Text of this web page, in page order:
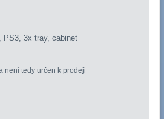
PS3, 3x tray, cabinet
není tedy určen k prodeji